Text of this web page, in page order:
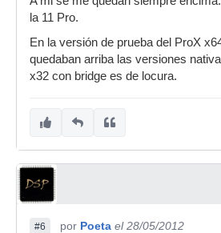
la 11 Pro.
En la versión de prueba del ProX
quedaban arriba las versiones
x32 con bridge es de locura.
#6 por Poeta el 28/05/2012